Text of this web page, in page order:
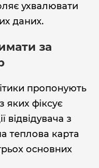
ухвалювати
даних.
за
пропонують
яких фіксує
відвідувача з
теплова карта
основних